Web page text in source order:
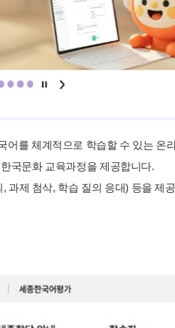
어를 체계적으로 학습할 수 있는 온
국문화 교육과정을 제공합니다.
과제 첨삭, 학습 질의 응대) 등을 제